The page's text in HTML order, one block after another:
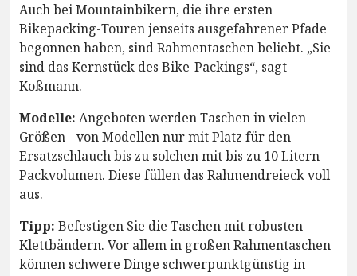
Auch bei Mountainbikern, die ihre ersten
Bikepacking-Touren jenseits ausgefahrener Pfade
begonnen haben, sind Rahmentaschen beliebt. „Sie
sind das Kernstück des Bike-Packings“, sagt
Koßmann.
Modelle: Angeboten werden Taschen in vielen
Größen - von Modellen nur mit Platz für den
Ersatzschlauch bis zu solchen mit bis zu 10 Litern
Packvolumen. Diese füllen das Rahmendreieck voll
aus.
Tipp: Befestigen Sie die Taschen mit robusten
Klettbändern. Vor allem in großen Rahmentaschen
können schwere Dinge schwerpunktgünstig in